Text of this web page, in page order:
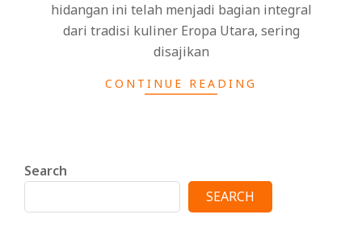
hidangan ini telah menjadi bagian integral
dari tradisi kuliner Eropa Utara, sering
disajikan
CONTINUE READING
Search
SEARCH